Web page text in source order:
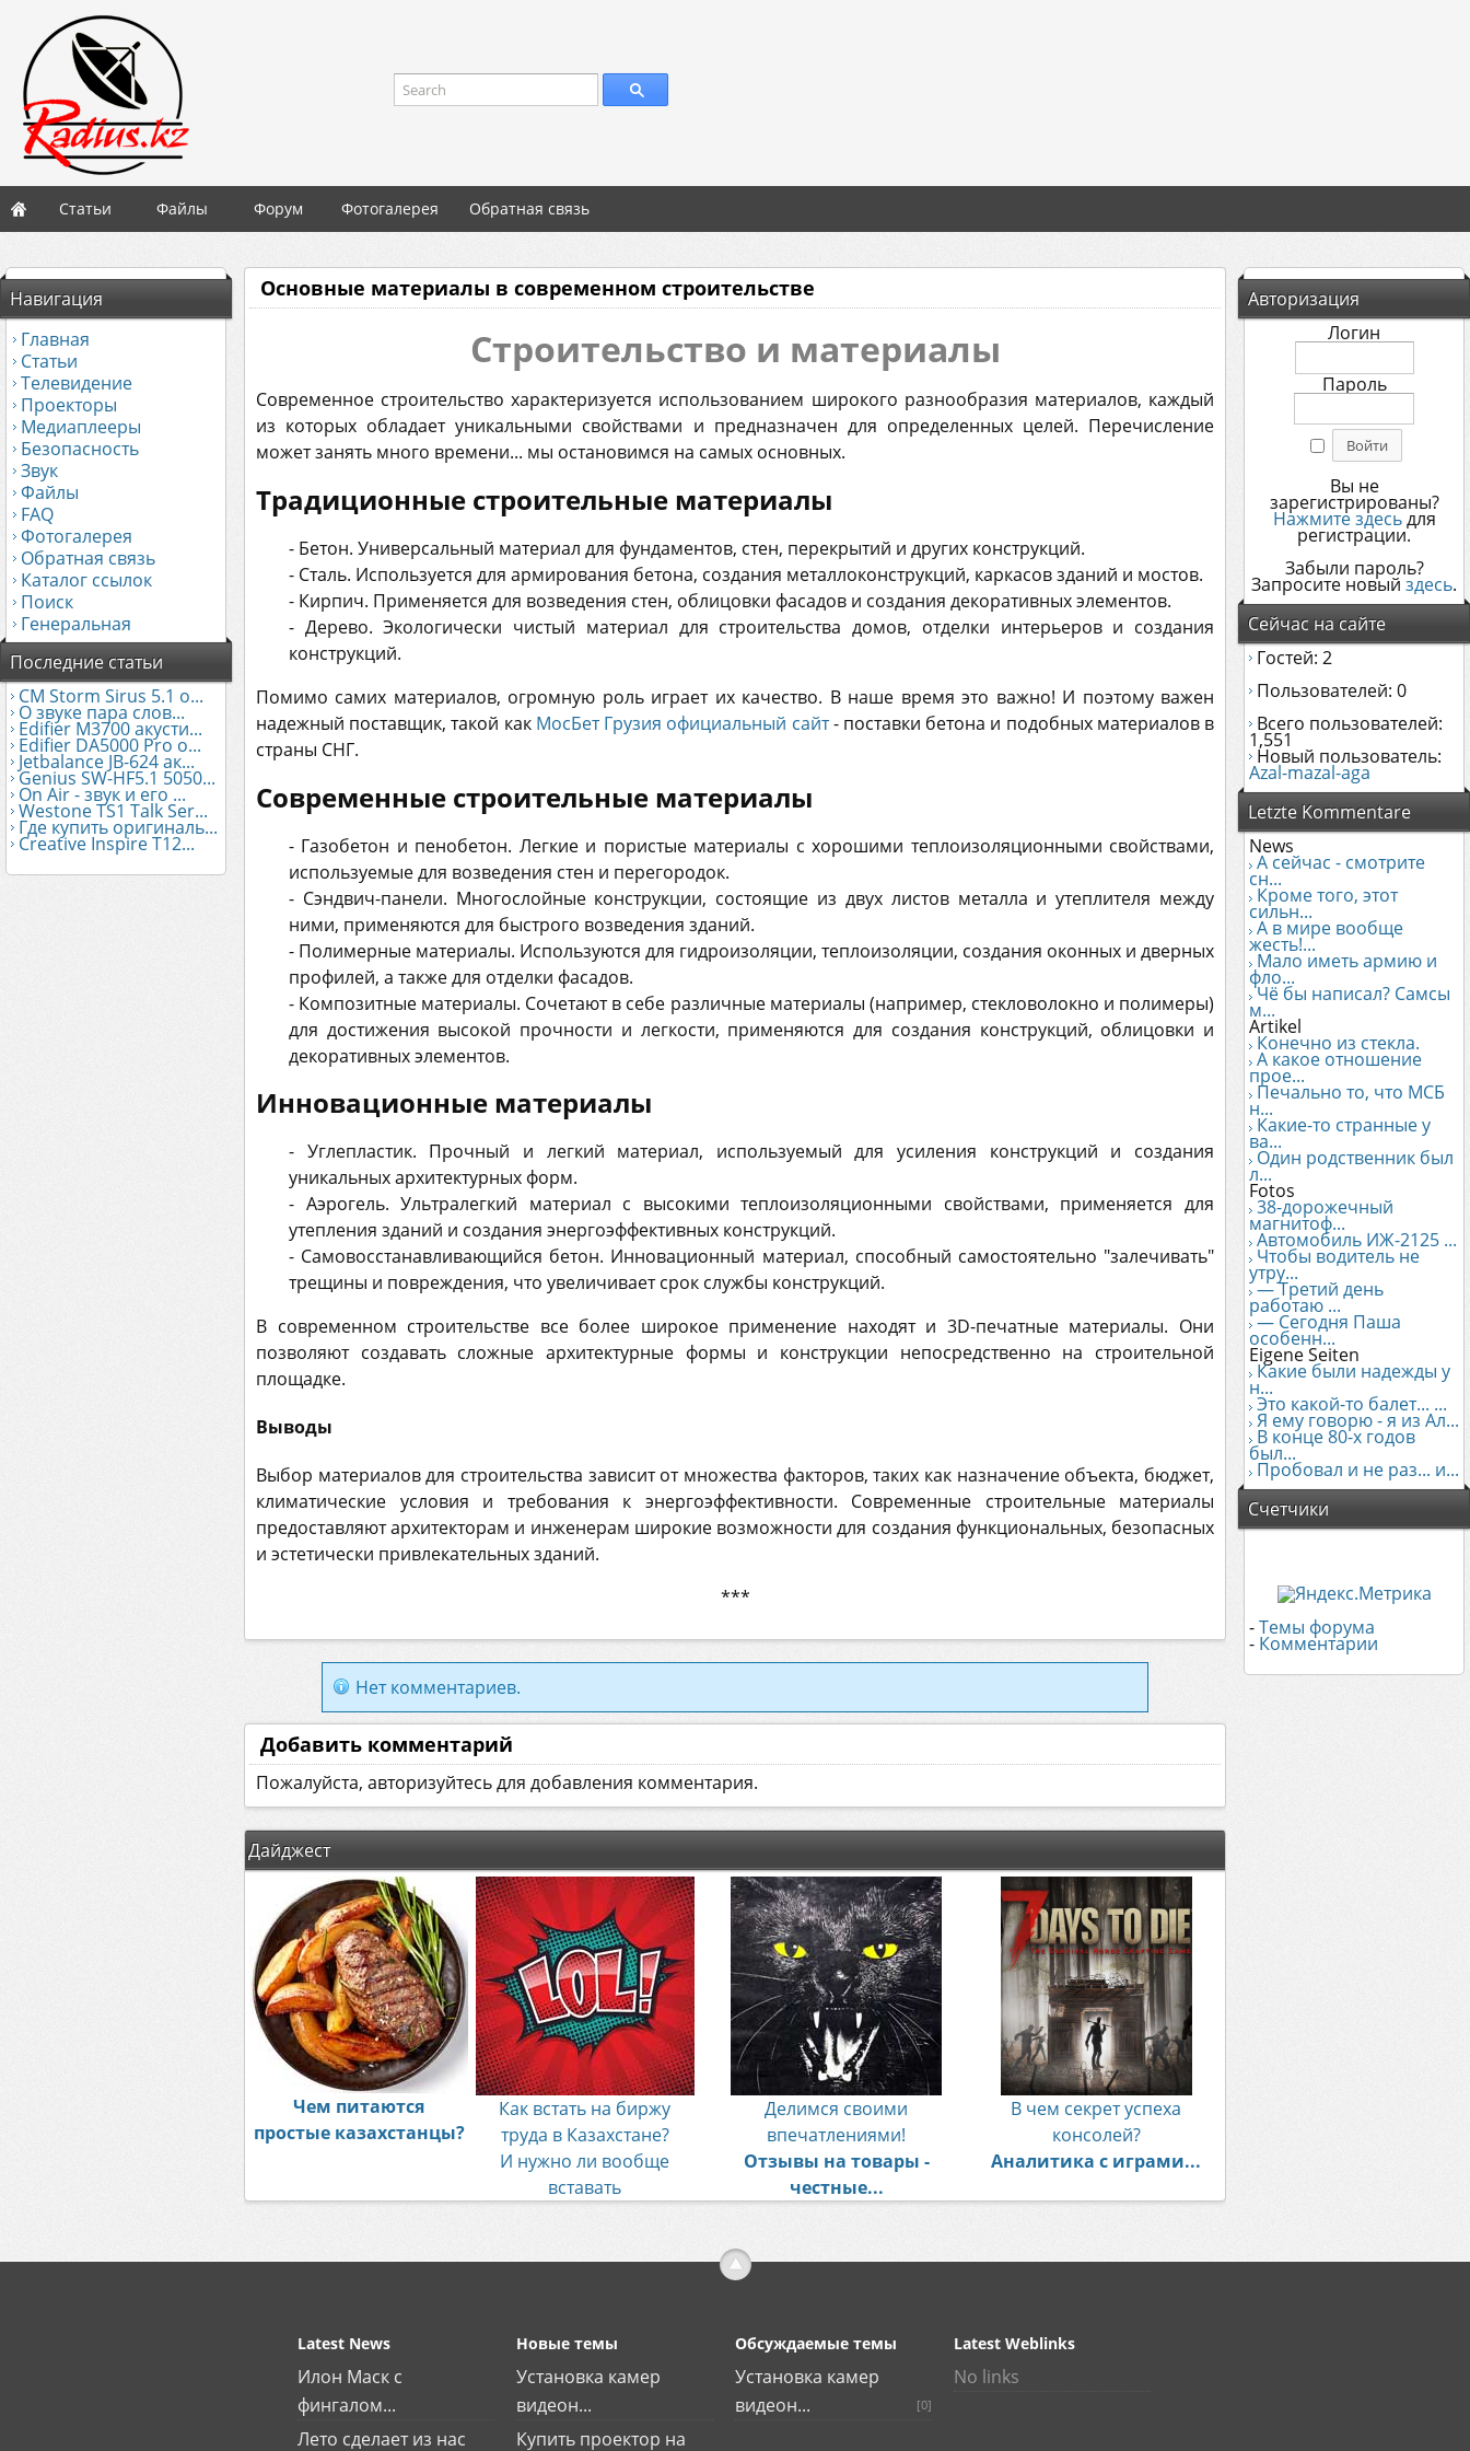
Search
Статьи Файлы Форум Фотогалерея Обратная связь
Навигация
Главная
Статьи
Телевидение
Проекторы
Медиаплееры
Безопасность
Звук
Файлы
FAQ
Фотогалерея
Обратная связь
Каталог ссылок
Поиск
Генеральная
Последние статьи
CM Storm Sirus 5.1 о...
О звуке пара слов...
Edifier М3700 акусти...
Edifier DA5000 Pro о...
Jetbalance JB-624 ак...
Genius SW-HF5.1 5050...
On Air - звук и его ...
Westone TS1 Talk Ser...
Где купить оригиналь...
Creative Inspire T12...
Авторизация
Логин
Пароль
Вы не
зарегистрированы?
Нажмите здесьдля
регистрации.
Забыли пароль?
Запросите новый здесь.
Сейчас на сайте
Гостей: 2
Пользователей: 0
Всего пользователей:
1,551
Новый пользователь:
Azal-mazal-aga
Letzte Kommentare
News
А сейчас - смотрите
сн...
Кроме того, этот
сильн...
А в мире вообще
жесть!...
Мало иметь армию и
фло...
Чё бы написал? Самсы
м...
Artikel
Конечно из стекла.
А какое отношение
прое...
Печально то, что МСБ
н...
Какие-то странные у
ва...
Один родственник был
л...
Fotos
38-дорожечный
магнитоф...
Автомобиль ИЖ-2125 ...
Чтобы водитель не
утру...
— Третий день
работаю ...
— Сегодня Паша
особенн...
Eigene Seiten
Какие были надежды у
н...
Это какой-то балет... ...
Я ему говорю - я из Ал...
В конце 80-х годов
был...
Пробовал и не раз... и...
Счетчики
-Темы форума
- Комментарии
Основные материалы в современном строительстве
Строительство и материалы
Современное строительство характеризуется использованием широкого разнообразия материалов, каждый
из которых обладает уникальными свойствами и предназначен для определенных целей. Перечисление
может занять много времени... мы остановимся на самых основных.
Традиционные строительные материалы
- Бетон. Универсальный материал для фундаментов, стен, перекрытий и других конструкций.
- Сталь. Используется для армирования бетона, создания металлоконструкций, каркасов зданий и мостов.
- Кирпич. Применяется для возведения стен, облицовки фасадов и создания декоративных элементов.
- Дерево. Экологически чистый материал для строительства домов, отделки интерьеров и создания
конструкций.
Помимо самих материалов, огромную роль играет их качество. В наше время это важно! И поэтому важен
надежный поставщик, такой как МосБет Грузия официальный сайт- поставки бетона и подобных материалов в
страны СНГ.
Современные строительные материалы
- Газобетон и пенобетон. Легкие и пористые материалы с хорошими теплоизоляционными свойствами,
используемые для возведения стен и перегородок.
- Сэндвич-панели. Многослойные конструкции, состоящие из двух листов металла и утеплителя между
ними, применяются для быстрого возведения зданий.
- Полимерные материалы. Используются для гидроизоляции, теплоизоляции, создания оконных и дверных
профилей, а также для отделки фасадов.
- Композитные материалы. Сочетают в себе различные материалы (например, стекловолокно и полимеры)
для достижения высокой прочности и легкости, применяются для создания конструкций, облицовки и
декоративных элементов.
Инновационные материалы
- Углепластик. Прочный и легкий материал, используемый для усиления конструкций и создания
уникальных архитектурных форм.
- Аэрогель. Ультралегкий материал с высокими теплоизоляционными свойствами, применяется для
утепления зданий и создания энергоэффективных конструкций.
- Самовосстанавливающийся бетон. Инновационный материал, способный самостоятельно "залечивать"
трещины и повреждения, что увеличивает срок службы конструкций.
В современном строительстве все более широкое применение находят и 3D-печатные материалы. Они
позволяют создавать сложные архитектурные формы и конструкции непосредственно на строительной
площадке.
Выводы
Выбор материалов для строительства зависит от множества факторов, таких как назначение объекта, бюджет,
климатические условия и требования к энергоэффективности. Современные строительные материалы
предоставляют архитекторам и инженерам широкие возможности для создания функциональных, безопасных
и эстетически привлекательных зданий.
***
Нет комментариев.
Добавить комментарий
Пожалуйста, авторизуйтесь для добавления комментария.
Дайджест
Чем питаются
простые казахстанцы?
Как встать на биржу
труда в Казахстане?
И нужно ли вообще
вставать
Делимся своими
впечатлениями!
Отзывы на товары -
честные...
В чем секрет успеха
консолей?
Аналитика с играми...
Latest News
Илон Маск с
фингалом...
Лето сделает из нас
Новые темы
Установка камер
видеон...
Купить проектор на
Обсуждаемые темы
Установка камер
видеон...
[0]
Latest Weblinks
No links